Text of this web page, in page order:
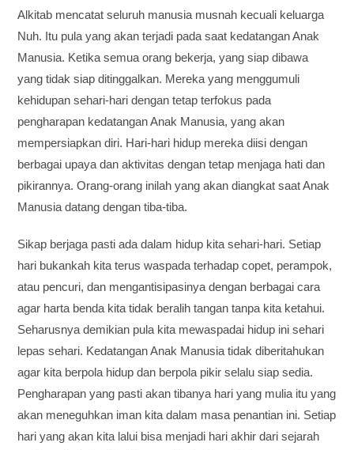
Alkitab mencatat seluruh manusia musnah kecuali keluarga
Nuh. Itu pula yang akan terjadi pada saat kedatangan Anak
Manusia. Ketika semua orang bekerja, yang siap dibawa
yang tidak siap ditinggalkan. Mereka yang menggumuli
kehidupan sehari-hari dengan tetap terfokus pada
pengharapan kedatangan Anak Manusia, yang akan
mempersiapkan diri. Hari-hari hidup mereka diisi dengan
berbagai upaya dan aktivitas dengan tetap menjaga hati dan
pikirannya. Orang-orang inilah yang akan diangkat saat Anak
Manusia datang dengan tiba-tiba.
Sikap berjaga pasti ada dalam hidup kita sehari-hari. Setiap
hari bukankah kita terus waspada terhadap copet, perampok,
atau pencuri, dan mengantisipasinya dengan berbagai cara
agar harta benda kita tidak beralih tangan tanpa kita ketahui.
Seharusnya demikian pula kita mewaspadai hidup ini sehari
lepas sehari. Kedatangan Anak Manusia tidak diberitahukan
agar kita berpola hidup dan berpola pikir selalu siap sedia.
Pengharapan yang pasti akan tibanya hari yang mulia itu yang
akan meneguhkan iman kita dalam masa penantian ini. Setiap
hari yang akan kita lalui bisa menjadi hari akhir dari sejarah